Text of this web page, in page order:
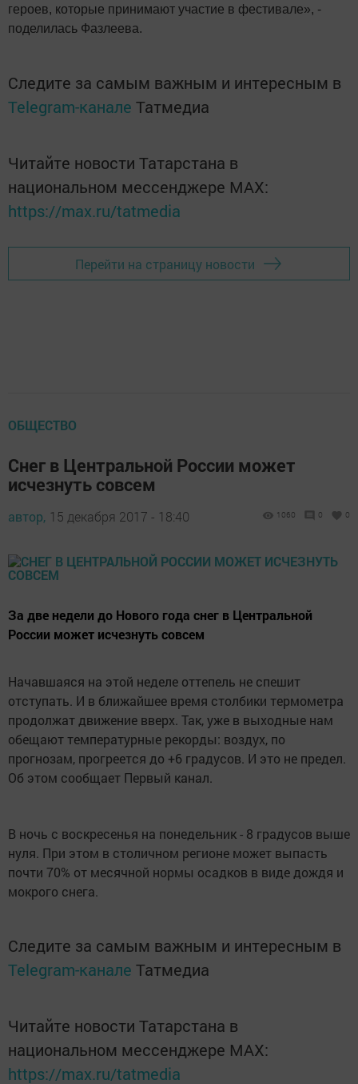
героев, которые принимают участие в фестивале», -
поделилась Фазлеева.
Следите за самым важным и интересным в
Telegram-канале Татмедиа
Читайте новости Татарстана в
национальном мессенджере MАХ:
https://max.ru/tatmedia
Перейти на страницу новости
ОБЩЕСТВО
Снег в Центральной России может
исчезнуть совсем
автор, 15 декабря 2017 - 18:40 1060 0 0
За две недели до Нового года снег в Центральной
России может исчезнуть совсем
Начавшаяся на этой неделе оттепель не спешит
отступать. И в ближайшее время столбики термометра
продолжат движение вверх. Так, уже в выходные нам
обещают температурные рекорды: воздух, по
прогнозам, прогреется до +6 градусов. И это не предел.
Об этом сообщает Первый канал.
В ночь с воскресенья на понедельник - 8 градусов выше
нуля. При этом в столичном регионе может выпасть
почти 70% от месячной нормы осадков в виде дождя и
мокрого снега.
Следите за самым важным и интересным в
Telegram-канале Татмедиа
Читайте новости Татарстана в
национальном мессенджере MАХ:
https://max.ru/tatmedia